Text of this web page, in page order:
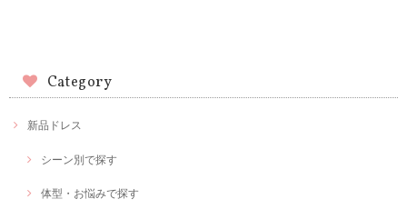
Category
新品ドレス
シーン別で探す
体型・お悩みで探す